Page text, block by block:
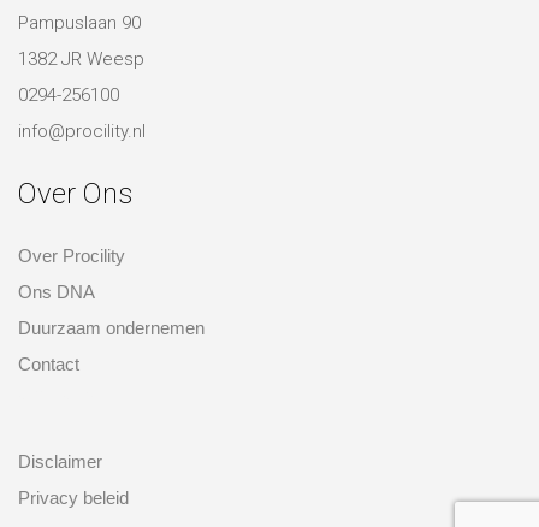
Pampuslaan 90
1382 JR Weesp
0294-256100
info@procility.nl
Over Ons
Over Procility
Ons DNA
Duurzaam ondernemen
Contact
Disclaimer
Privacy beleid